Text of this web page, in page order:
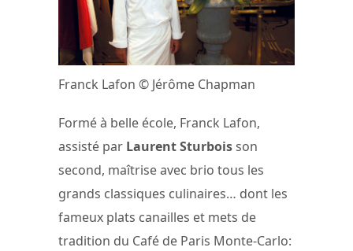
Franck Lafon © Jérôme Chapman
Formé à belle école, Franck Lafon,
assisté par Laurent Sturboisson
second, maîtrise avec brio tous les
grands classiques culinaires… dont les
fameux plats canailles et mets de
tradition du Café de Paris Monte-Carlo: